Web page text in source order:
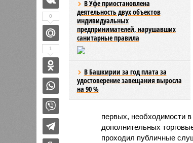
В Уфе приостановлена
деятельность двух объектов
индивидуальных
предпринимателей, нарушавших
санитарные правила
В Башкирии за год плата за
удостоверение завещания выросла
на 90 %
первых, необходимости
дополнительных
проходил публичные
0
1